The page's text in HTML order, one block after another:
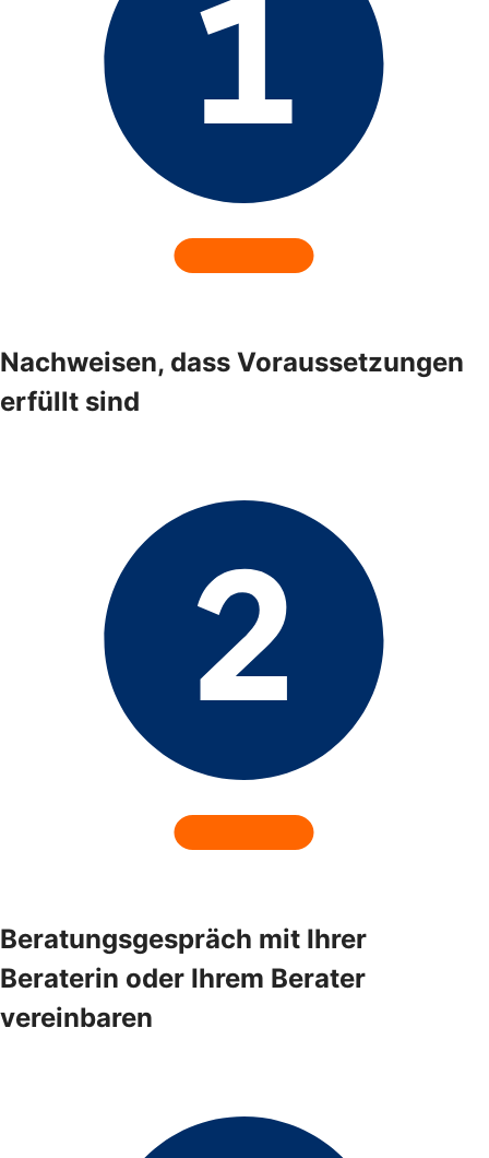
Nachweisen, dass Voraussetzungen
erfüllt sind
Beratungsgespräch mit Ihrer
Beraterin oder Ihrem Berater
vereinbaren